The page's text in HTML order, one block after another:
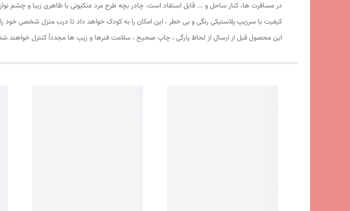
کیفیت با سرزیپ پلاستیکی رنگی و بی خطر ، این امکان را به کودک خواهد داد تا درب منزل شخصی خود
این محصول قبل از ارسال از لحاظ پارگی ، چاپ صحیح ، سلامت فنرها و زیپ ها مجدداً کنترل خواهند